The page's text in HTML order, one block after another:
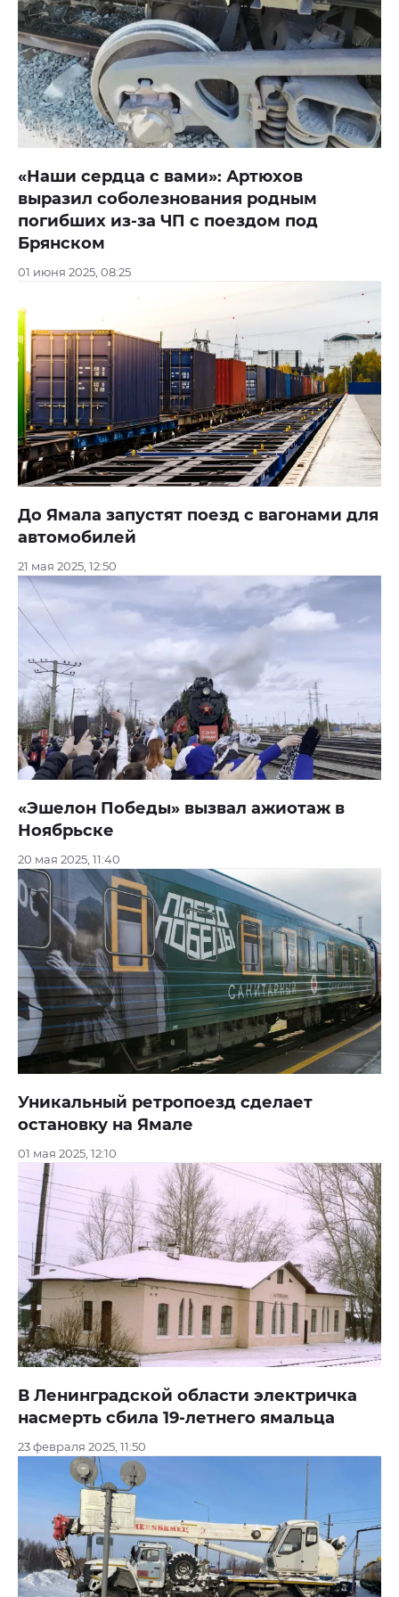
«Наши сердца с вами»: Артюхов
выразил соболезнования родным
погибших из-за ЧП с поездом под
Брянском
01 июня 2025, 08:25
До Ямала запустят поезд с вагонами для
автомобилей
21 мая 2025, 12:50
«Эшелон Победы» вызвал ажиотаж в
Ноябрьске
20 мая 2025, 11:40
Уникальный ретропоезд сделает
остановку на Ямале
01 мая 2025, 12:10
В Ленинградской области электричка
насмерть сбила 19-летнего ямальца
23 февраля 2025, 11:50